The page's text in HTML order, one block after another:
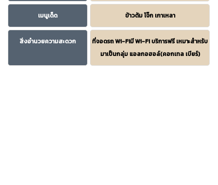
เมนูเด็ด ข้าวต้ม โจ๊ก เกาเหลา
สิ่งอำนวยความสะดวก
ที่จอดรถ Wi-Fiมี Wi-Fi บริการฟรี เหมาะสำหรับ
มาเป็นกลุ่ม แอลกอฮอล์(คอกเทล เบียร์)